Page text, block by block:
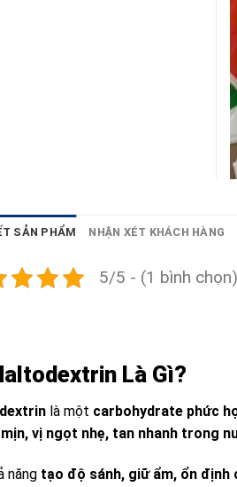
SẢN PHẨM NHẬN XÉT KHÁCH HÀNG
5/5 - (1 bình chọn)
Là Gì?
là một carbohydrate phức
vị ngọt nhẹ, tan nhanh trong
năng tạo độ sánh, giữ ẩm, ổn